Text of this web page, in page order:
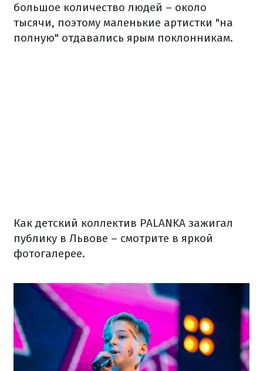
большое количество людей – около
тысячи, поэтому маленькие артистки "на
полную" отдавались ярым поклонникам.
Как детский коллектив PALANKA зажигал
публику в Львове – смотрите в яркой
фотогалерее.